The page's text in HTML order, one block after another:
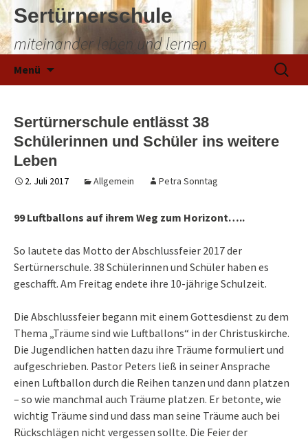
Sertürnerschule
miteinander leben und lernen
Menü
Suchen
nach:
Sertürnerschule entlässt 38
Schülerinnen und Schüler ins weitere
Leben
2. Juli 2017 Allgemein Petra Sonntag
99 Luftballons auf ihrem Weg zum Horizont…..
So lautete das Motto der Abschlussfeier 2017 der
Sertürnerschule. 38 Schülerinnen und Schüler haben es
geschafft. Am Freitag endete ihre 10-jährige Schulzeit.
Die Abschlussfeier begann mit einem Gottesdienst zu dem
Thema „Träume sind wie Luftballons“ in der Christuskirche.
Die Jugendlichen hatten dazu ihre Träume formuliert und
aufgeschrieben. Pastor Peters ließ in seiner Ansprache
einen Luftballon durch die Reihen tanzen und dann platzen
– so wie manchmal auch Träume platzen. Er betonte, wie
wichtig Träume sind und dass man seine Träume auch bei
Rückschlägen nicht vergessen sollte. Die Feier der